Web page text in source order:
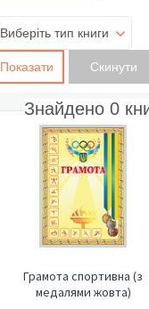
Виберіть тип книги
Показати
Знайдено 0
Грамота спортивна (з
медалями жовта)